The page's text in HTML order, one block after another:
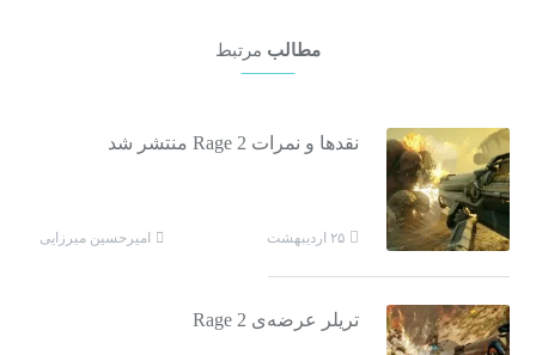
مطالب مرتبط
نقدها و نمرات Rage 2 منتشر شد
۲۵ اردیبهشت امیرحسین میرزایی
تریلر عرضه‌ی Rage 2